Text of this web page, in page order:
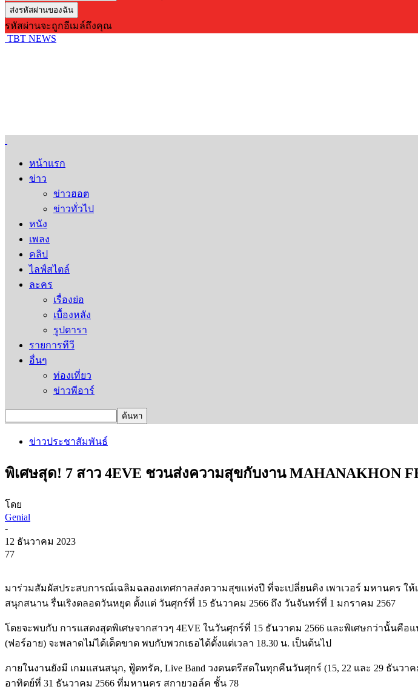
รหัสผ่านจะถูกอีเมล์ถึงคุณ
TBT NEWS
หน้าแรก
ข่าว
ข่าวฮอต
ข่าวทั่วไป
หนัง
เพลง
คลิป
ไลฟ์สไตล์
ละคร
เรื่องย่อ
เบื้องหลัง
รูปดารา
รายการทีวี
อื่นๆ
ท่องเที่ยว
ข่าวพีอาร์
ข่าวประชาสัมพันธ์
พิเศษสุด! 7 สาว 4EVE ชวนส่งความสุขกับงาน MAHANAKHON
โดย
Genial
-
12 ธันวาคม 2023
77
มาร่วมสัมผัสประสบการณ์เฉลิมฉลองเทศกาลส่งความสุขแห่งปี ที่จะเปลี่ยนคิง เพาเวอร์ มหานคร ใ
สนุกสนาน รื่นเริงตลอดวันหยุด ตั้งแต่ วันศุกร์ที่ 15 ธันวาคม 2566 ถึง วันจันทร์ที่ 1 มกราคม 2567
โดยจะพบกับ การแสดงสุดพิเศษจากสาวๆ 4EVE ในวันศุกร์ที่ 15 ธันวาคม 2566 และพิเศษกว่านั้นคื
(ฟอร์อาย) จะพลาดไม่ได้เด็ดขาด พบกับพวกเธอได้ตั้งแต่เวลา 18.30 น. เป็นต้นไป
ภายในงานยังมี เกมแสนสนุก, ฟู้ดทรัค, Live Band วงดนตรีสดในทุกคืนวันศุกร์ (15, 22 และ 29 ธัน
อาทิตย์ที่ 31 ธันวาคม 2566 ที่มหานคร สกายวอล์ค ชั้น 78